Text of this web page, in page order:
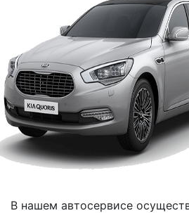
В нашем автосервисе